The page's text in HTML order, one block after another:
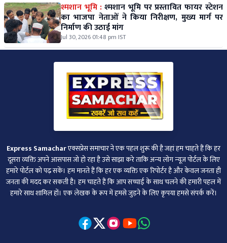
श्मशान भूमि :श्मशान भूमि पर प्रस्तावित फायर स्टेशन
का भाजपा नेताओं ने किया निरीक्षण, मुख्य मार्ग पर
निर्माण की उठाई मांग
Jul 30, 2026 01:48 pm IST
Express Samacharएक्सप्रेस समाचार ने एक पहल शुरू की है जहां हम चाहते हैं कि हर
दूसरा व्‍यक्ति अपने आसपास जो हो रहा है उसे साझा करे ताकि अन्‍य लोग न्‍यूज पोर्टल के लिए
हमारे पोर्टल को पढ़ सकें। हम मानते हैं कि हर एक व्यक्ति एक रिपोर्टर है और केवल जनता ही
जनता की मदद कर सकती है। हम चाहते हैं कि आप सच्चाई के साथ चलने की हमारी पहल में
हमारे साथ शामिल हों। एक लेखक के रूप में हमसे जुड़ने के लिए कृपया हमसे संपर्क करें।